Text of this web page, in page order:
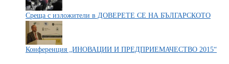
Среща с изложители в ДОВЕРЕТЕ СЕ НА БЪЛГАРСКОТО
Конференция „ИНОВАЦИИ И ПРЕДПРИЕМАЧЕСТВО 2015“